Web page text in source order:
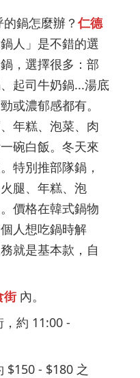
鍋怎麼辦？仁德
人」是不錯的選
，選擇很多：部
起司牛奶鍋...湯底
或濃郁感都有。
年糕、泡菜、肉
碗白飯。冬天來
特別推部隊鍋，
腿、年糕、泡
價格在韓式鍋物
人想吃鍋時解
就是基本款，自
街內。
約 11:00 -
$150 - $180 之